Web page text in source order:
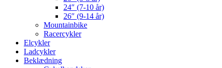
24″ (7-10 år)
26″ (9-14 år)
Mountainbike
Racercykler
Elcykler
Ladcykler
Beklædning